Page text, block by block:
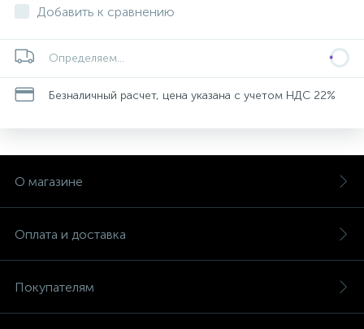
Добавить к сравнению
Определяем...
Безналичный расчет, цена указана с учетом НДС 22%
О магазине
Оплата и доставка
Покупателям